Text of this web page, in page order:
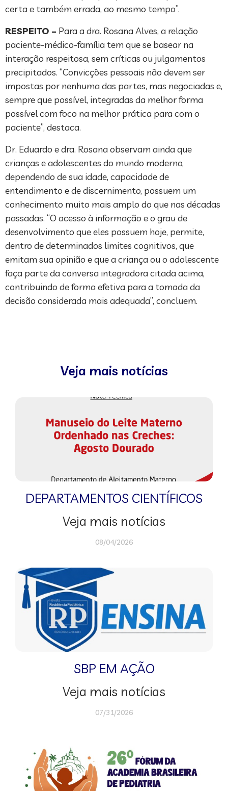
certa e também errada, ao mesmo tempo”.
RESPEITO – Para a dra. Rosana Alves, a relação
paciente-médico-família tem que se basear na
interação respeitosa, sem críticas ou julgamentos
precipitados. “Convicções pessoais não devem ser
impostas por nenhuma das partes, mas negociadas e,
sempre que possível, integradas da melhor forma
possível com foco na melhor prática para com o
paciente”, destaca.
Dr. Eduardo e dra. Rosana observam ainda que
crianças e adolescentes do mundo moderno,
dependendo de sua idade, capacidade de
entendimento e de discernimento, possuem um
conhecimento muito mais amplo do que nas décadas
passadas. “O acesso à informação e o grau de
desenvolvimento que eles possuem hoje, permite,
dentro de determinados limites cognitivos, que
emitam sua opinião e que a criança ou o adolescente
faça parte da conversa integradora citada acima,
contribuindo de forma efetiva para a tomada da
decisão considerada mais adequada”, concluem.
Veja mais notícias
DEPARTAMENTOS CIENTÍFICOS
Veja mais notícias
08/04/2026
SBP EM AÇÃO
Veja mais notícias
07/31/2026